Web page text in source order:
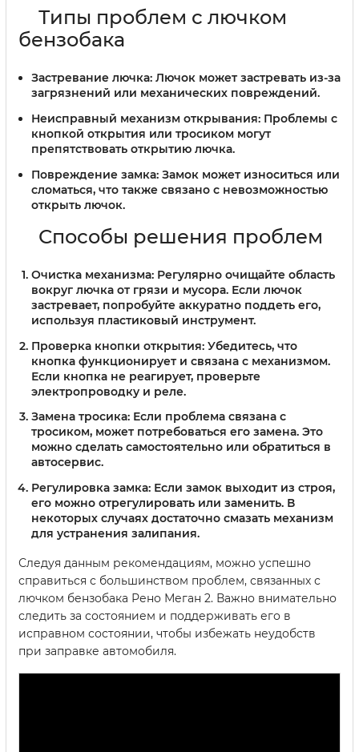
Типы проблем с лючком
бензобака
Застревание лючка: Лючок может застревать из-за
загрязнений или механических повреждений.
Неисправный механизм открывания: Проблемы с
кнопкой открытия или тросиком могут
препятствовать открытию лючка.
Повреждение замка: Замок может износиться или
сломаться, что также связано с невозможностью
открыть лючок.
Способы решения проблем
Очистка механизма: Регулярно очищайте область
вокруг лючка от грязи и мусора. Если лючок
застревает, попробуйте аккуратно поддеть его,
используя пластиковый инструмент.
Проверка кнопки открытия: Убедитесь, что
кнопка функционирует и связана с механизмом.
Если кнопка не реагирует, проверьте
электропроводку и реле.
Замена тросика: Если проблема связана с
тросиком, может потребоваться его замена. Это
можно сделать самостоятельно или обратиться в
автосервис.
Регулировка замка: Если замок выходит из строя,
его можно отрегулировать или заменить. В
некоторых случаях достаточно смазать механизм
для устранения залипания.
Следуя данным рекомендациям, можно успешно
справиться с большинством проблем, связанных с
лючком бензобака Рено Меган 2. Важно внимательно
следить за состоянием и поддерживать его в
исправном состоянии, чтобы избежать неудобств
при заправке автомобиля.